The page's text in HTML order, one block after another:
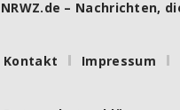
NRWZ.de – Nachrichten,
Kontakt Impressum